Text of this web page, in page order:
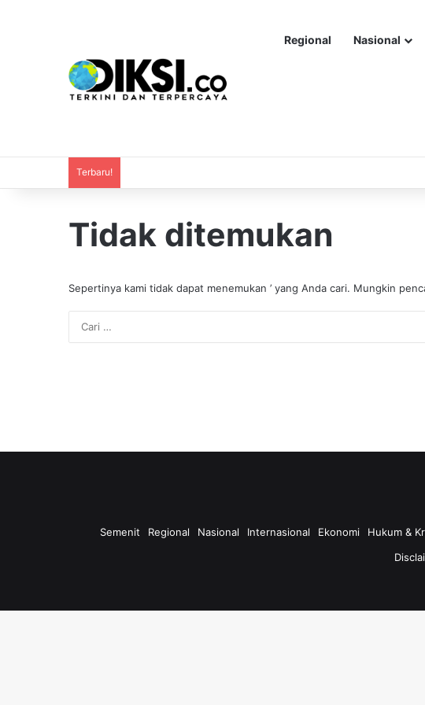
Regional Nasional
Terbaru!
Tidak ditemukan
Sepertinya kami tidak dapat menemukan ’ yang Anda cari. Mungkin
Semenit Regional Nasional Internasional Ekonomi Hukum &